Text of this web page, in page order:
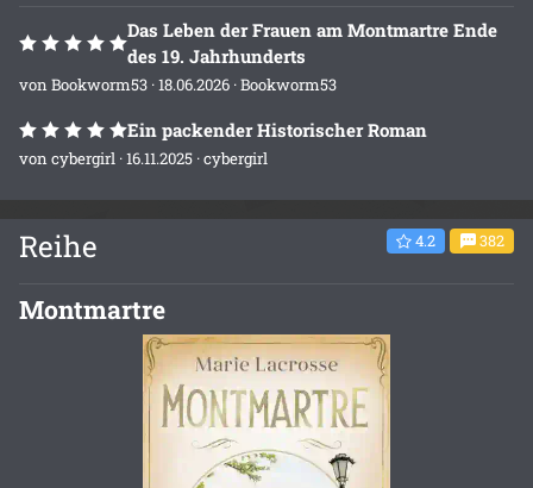
Das Leben der Frauen am Montmartre Ende
des 19. Jahrhunderts
vonBookworm53 · 18.06.2026 ·Bookworm53
Ein packender Historischer Roman
voncybergirl · 16.11.2025 ·cybergirl
Reihe 4.2 382
Montmartre